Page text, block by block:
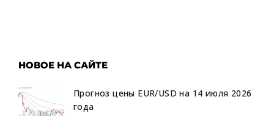
НОВОЕ НА САЙТЕ
Прогноз цены EUR/USD на 14 июля 2026
года